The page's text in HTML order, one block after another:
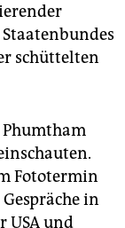
schüttelten
Fototermin
in
USA und